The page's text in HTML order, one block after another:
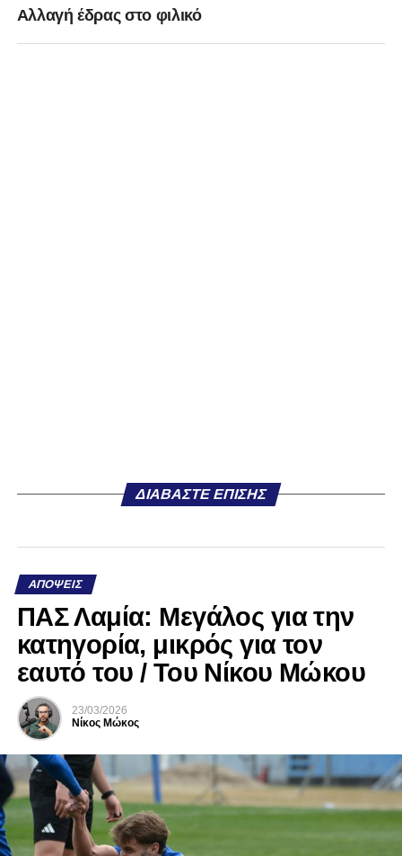
Αλλαγή έδρας στο φιλικό
ΔΙΑΒΆΣΤΕ ΕΠΊΣΗΣ
ΑΠΌΨΕΙΣ
ΠΑΣ Λαμία: Μεγάλος για την
κατηγορία, μικρός για τον
εαυτό του / Του Νίκου Μώκου
23/03/2026
Νίκος Μώκος